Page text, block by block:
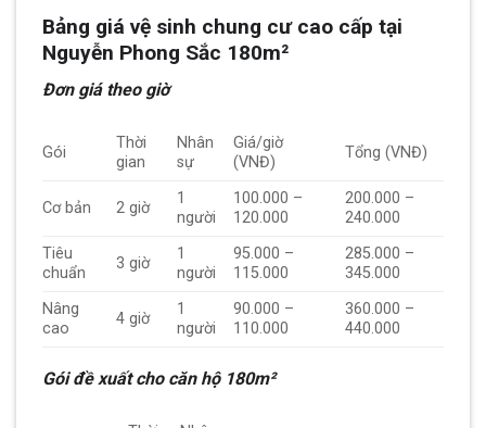
Bảng giá vệ sinh chung cư cao cấp tại
Nguyễn Phong Sắc 180m²
Đơn giá theo giờ
Gói
Thời
gian
Nhân
sự
Giá/giờ
(VNĐ)
Tổng (VNĐ)
Cơ bản 2 giờ
1
người
100.000 –
120.000
200.000 –
240.000
Tiêu
chuẩn
3 giờ
1
người
95.000 –
115.000
285.000 –
345.000
Nâng
cao
4 giờ
1
người
90.000 –
110.000
360.000 –
440.000
Gói đề xuất cho căn hộ 180m²